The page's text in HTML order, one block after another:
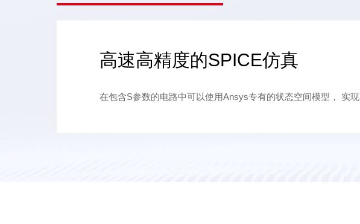
高速高精度的SPICE仿真
在包含S参数的电路中可以使用Ansys专有的状态空间模型， 实